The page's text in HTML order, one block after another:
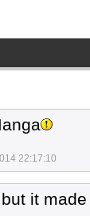
22:17:10
it